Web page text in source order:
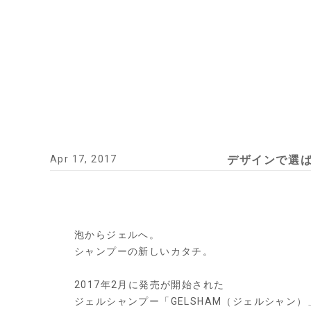
Apr 17, 2017 デザインで選
泡からジェルへ。
シャンプーの新しいカタチ。
2017年2月に発売が開始された
ジェルシャンプー「GELSHAM（ジェルシャン）